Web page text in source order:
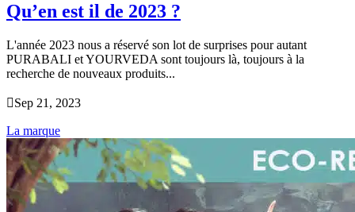
Qu’en est il de 2023 ?
L'année 2023 nous a réservé son lot de surprises pour autant
PURABALI et YOURVEDA sont toujours là, toujours à la
recherche de nouveaux produits...
Sep 21, 2023
La marque